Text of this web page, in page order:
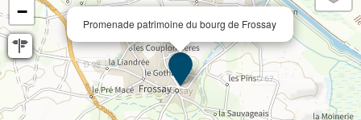
Promenade patrimoine du bourg de Frossay
−